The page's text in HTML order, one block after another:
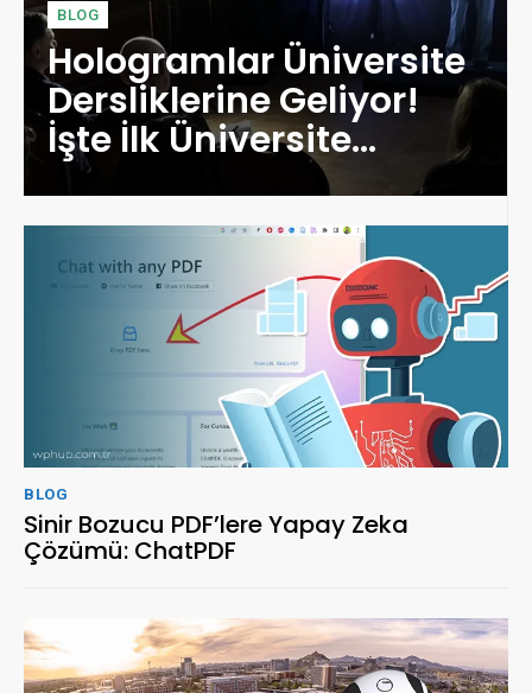
BLOG
Hologramlar Üniversite
Dersliklerine Geliyor!
İşte İlk Üniversite…
BLOG
Sinir Bozucu PDF’lere Yapay Zeka
Çözümü: ChatPDF